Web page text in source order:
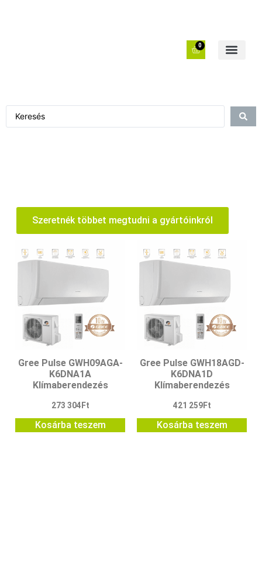
0
Szeretnék többet megtudni a gyártóinkról
Gree Pulse GWH09AGA-
K6DNA1A
Klímaberendezés
273 304 Ft
Kosárba teszem
Gree Pulse GWH18AGD-
K6DNA1D
Klímaberendezés
421 259Ft
Kosárba teszem